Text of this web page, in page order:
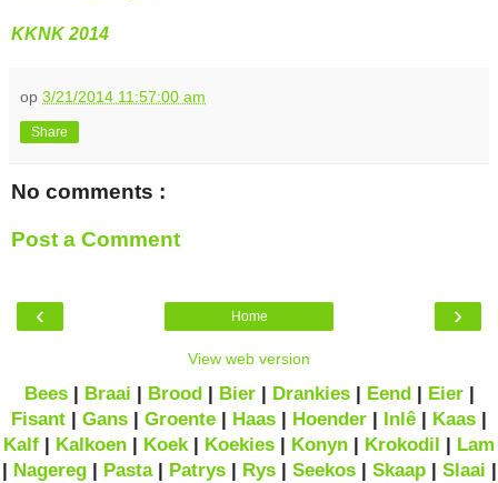
KKNK 2014
op 3/21/2014 11:57:00 am
Share
No comments :
Post a Comment
‹ ›
Home
View web version
Bees| Braai | Brood| Bier| Drankies| Eend| Eier|
Fisant | Gans | Groente | Haas | Hoender | Inlê | Kaas |
Kalf | Kalkoen | Koek | Koekies | Konyn | Krokodil | Lam
| Nagereg| Pasta| Patrys| Rys| Seekos| Skaap| Slaai |